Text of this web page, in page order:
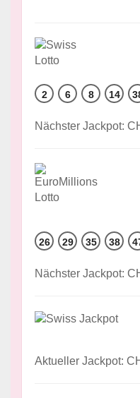
2 6 8 14
Nächster Jackpot:
26 29 35 38
Nächster Jackpot:
Aktueller Jackpot: